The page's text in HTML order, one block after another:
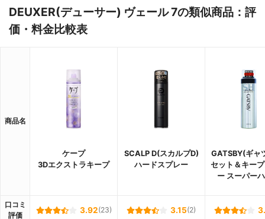
DEUXER(デューサー) ヴェール 7の類似商品：評
価・料金比較表
商品名
ケープ
3Dエクストラキープ
SCALP D(スカルプD)
ハードスプレー
GATSBY(ギャ
セット＆キー
ー スーパー
口コミ
評価
3.92(23) 3.15(2)